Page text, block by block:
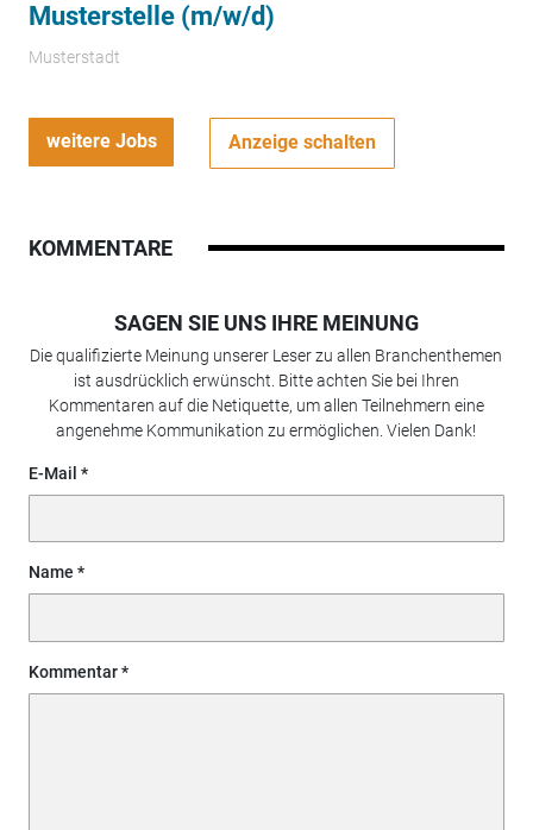
Musterstelle (m/w/d)
Musterstadt
weitere Jobs Anzeige schalten
KOMMENTARE
SAGEN SIE UNS IHRE MEINUNG
Die qualifizierte Meinung unserer Leser zu allen Branchenthemen
ist ausdrücklich erwünscht. Bitte achten Sie bei Ihren
Kommentaren auf die Netiquette, um allen Teilnehmern eine
angenehme Kommunikation zu ermöglichen. Vielen Dank!
E-Mail
Name
Kommentar